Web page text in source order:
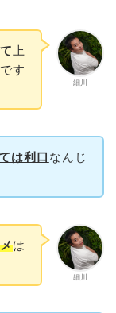
細川
上
す
は利口 なんじ
細川
は